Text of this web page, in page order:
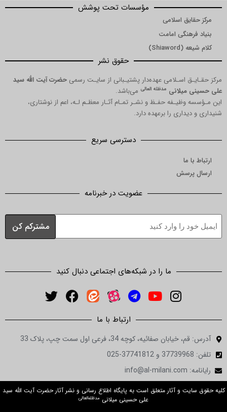
مؤسسات تحت پوشش
مرکز حقایق اسلامی
بنیاد فرهنگی امامت
کلام شیعه (Shiaword)
حقوق نشر
مرکز حقـایـق اسـلامی عهده‌دار پشتیـبانی از سایـت رسمی حضرت آیت الله سید
علی حسینی میلانی مدظله العالی می‌باشد.
این مـؤسسه وظیـفه حفـظ و نشـر تمـام آثـار معظـم لـه، اعم از نوشتاری،
شنیداری و دیداری را برعهده دارد.
دسترسی سریع
ارتباط با ما
ارسال پرسش
عضویت در خبرنامه
ما را در شبکه‌های اجتماعی دنبال کنید
ارتباط با ما
آدرس: قم، خیابان صفائیه، کوچه 34، فرعی اول سمت چپ، پلاک 33
تلفن: 37739968 و 37741812-025
رایانامه: info@al-milani.com
کلیه حقوق سایت و آثار متعلق است به پایگاه اطلاع رسانی و نشر آثار حضرت آیت الله سید
علی حسینی میلانی مدظله‌العالی